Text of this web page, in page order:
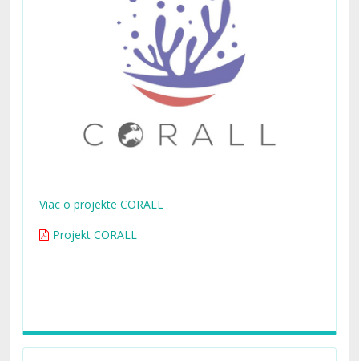
Viac o projekte CORALL
Projekt CORALL